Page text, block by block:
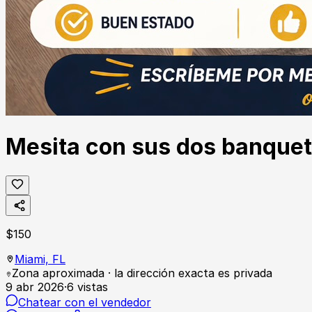
Mesita con sus dos
$150
Miami, FL
Zona aproximada · la dirección exacta es privada
9 abr 2026·6 vistas
Chatear con el vendedor